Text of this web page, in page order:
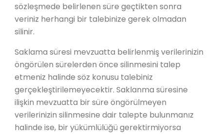
sözleşmede belirlenen süre geçtikten sonra
veriniz herhangi bir talebinize gerek olmadan
silinir.
Saklama süresi mevzuatta belirlenmiş verilerinizin
öngörülen sürelerden önce silinmesini talep
etmeniz halinde söz konusu talebiniz
gerçekleştirilemeyecektir. Saklanma süresine
ilişkin mevzuatta bir süre öngörülmeyen
verilerinizin silinmesine dair talepte bulunmanız
halinde ise, bir yükümlülüğü gerektirmiyorsa